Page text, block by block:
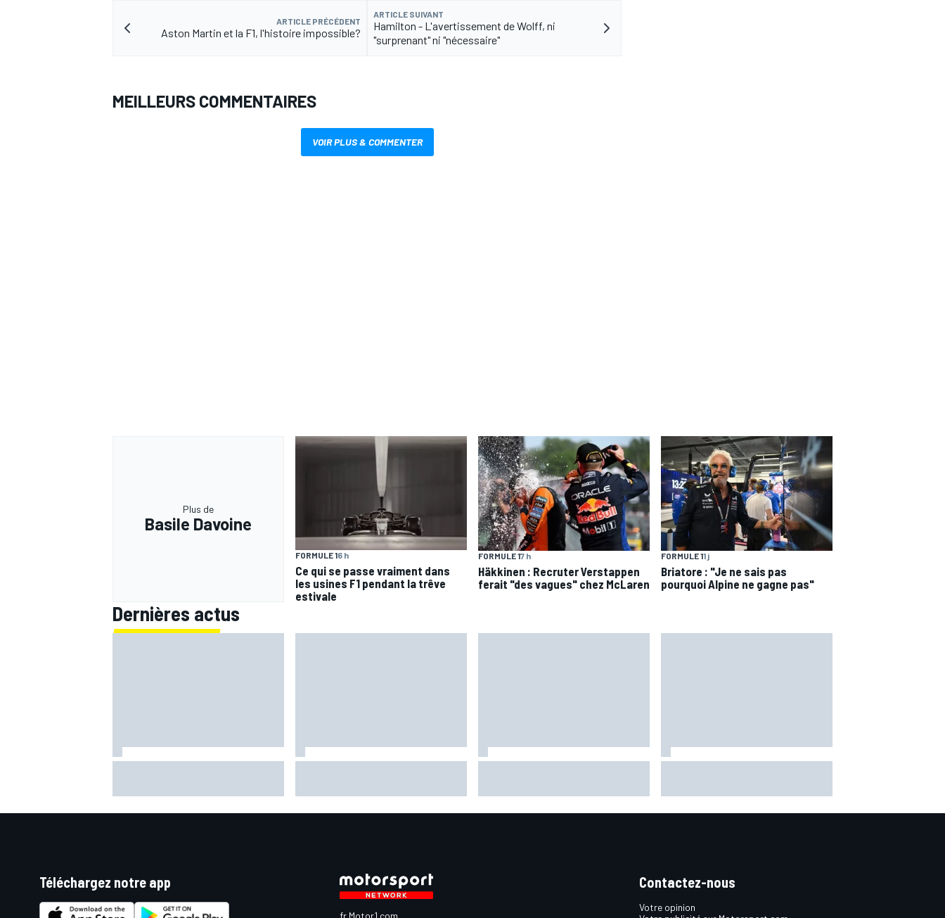
ARTICLE PRÉCÉDENT
Aston Martin et la F1, l'histoire impossible?
ARTICLE SUIVANT
Hamilton - L'avertissement de Wolff, ni
"surprenant" ni "nécessaire"
MEILLEURS COMMENTAIRES
VOIR PLUS & COMMENTER
Plus de
Basile Davoine
FORMULE 16 h
Ce qui se passe vraiment dans
les usines F1 pendant la trêve
estivale
FORMULE 17 h
Häkkinen : Recruter Verstappen
ferait "des vagues" chez McLaren
FORMULE 11 j
Briatore : "Je ne sais pas
pourquoi Alpine ne gagne pas"
Dernières actus
Schumacher
répétition
Téléchargez notre app Contactez-nous
Votre opinion